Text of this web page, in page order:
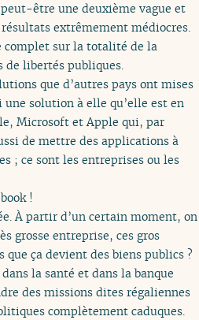
être une deuxième vague et
extrêmement médiocres.
complet sur la totalité de la
de libertés publiques.
que d’autres pays ont mises
une solution à elle qu’elle est en
Microsoft et Apple qui, par
de mettre des applications à
; ce sont les entreprises ou les
!
À partir d’un certain moment, on
grosse entreprise, ces gros
ça devient des biens publics ?
la santé et dans la banque
des missions dites régaliennes
complètement caduques.